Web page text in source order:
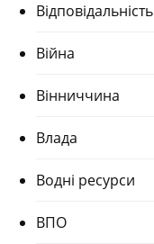
Відповідальність
Війна
Вінниччина
Влада
Водні ресурси
ВПО